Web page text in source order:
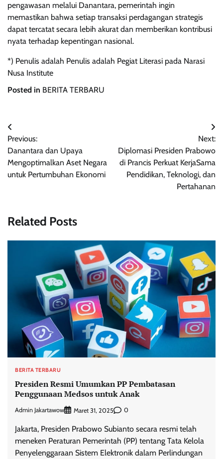
pengawasan melalui Danantara, pemerintah ingin
memastikan bahwa setiap transaksi perdagangan strategis
dapat tercatat secara lebih akurat dan memberikan kontribusi
nyata terhadap kepentingan nasional.
*) Penulis adalah Penulis adalah Pegiat Literasi pada Narasi
Nusa Institute
Posted in BERITA TERBARU
Navigasi
pos
Previous:
Danantara dan Upaya
Mengoptimalkan Aset Negara
untuk Pertumbuhan Ekonomi
Next:
Diplomasi Presiden Prabowo
di Prancis Perkuat KerjaSama
Pendidikan, Teknologi, dan
Pertahanan
Related Posts
BERITA TERBARU
Presiden Resmi Umumkan PP Pembatasan
Penggunaan Medsos untuk Anak
Admin Jakartawow Maret 31, 2025 0
Jakarta, Presiden Prabowo Subianto secara resmi telah
meneken Peraturan Pemerintah (PP) tentang Tata Kelola
Penyelenggaraan Sistem Elektronik dalam Perlindungan